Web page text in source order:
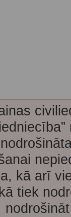
kā arī
tiek